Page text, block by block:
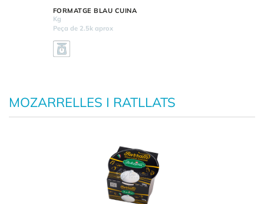
FORMATGE BLAU CUINA
Kg
Peça de 2.5k aprox
MOZARRELLES I RATLLATS